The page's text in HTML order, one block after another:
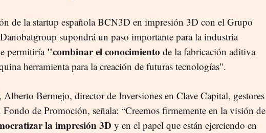
de la startup española BCN3D en impresión 3D con el Grupo
supondrá un paso importante para la industria
permitiría"combinar el conocimiento de la fabricación aditiva
herramienta para la creación de futuras tecnologías".
Alberto Bermejo, director de Inversiones en Clave Capital, gestores
de Promoción, señala: “Creemos firmemente en la visión de
la impresión 3D y en el papel que están ejerciendo en